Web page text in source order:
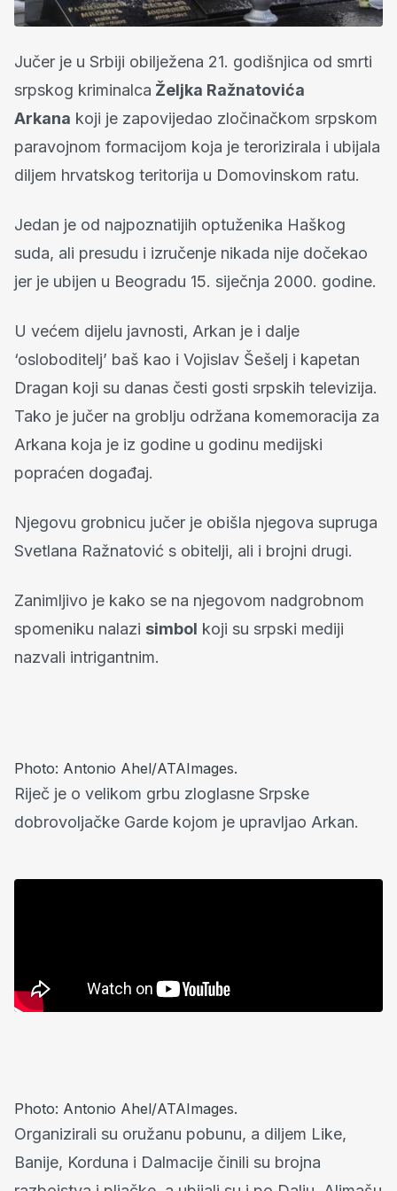
Jučer je u Srbiji obilježena 21. godišnjica od smrti
srpskog kriminalca Željka Ražnatovića
Arkana koji je zapovijedao zločinačkom srpskom
paravojnom formacijom koja je terorizirala i ubijala
diljem hrvatskog teritorija u Domovinskom ratu.
Jedan je od najpoznatijih optuženika Haškog
suda, ali presudu i izručenje nikada nije dočekao
jer je ubijen u Beogradu 15. siječnja 2000. godine.
U većem dijelu javnosti, Arkan je i dalje
‘osloboditelj’ baš kao i Vojislav Šešelj i kapetan
Dragan koji su danas česti gosti srpskih televizija.
Tako je jučer na groblju održana komemoracija za
Arkana koja je iz godine u godinu medijski
popraćen događaj.
Njegovu grobnicu jučer je obišla njegova supruga
Svetlana Ražnatović s obitelji, ali i brojni drugi.
Zanimljivo je kako se na njegovom nadgrobnom
spomeniku nalazi simbol koji su srpski mediji
nazvali intrigantnim.
Photo: Antonio Ahel/ATAImages.
Riječ je o velikom grbu zloglasne Srpske
dobrovoljačke Garde kojom je upravljao Arkan.
Photo: Antonio Ahel/ATAImages.
Organizirali su oružanu pobunu, a diljem Like,
Banije, Korduna i Dalmacije činili su brojna